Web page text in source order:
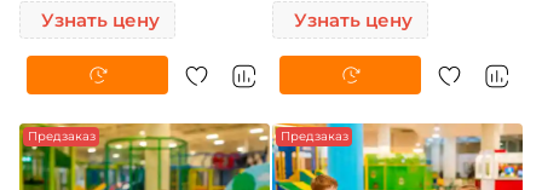
Узнать цену Узнать цену
-5% Предзаказ Предзаказ